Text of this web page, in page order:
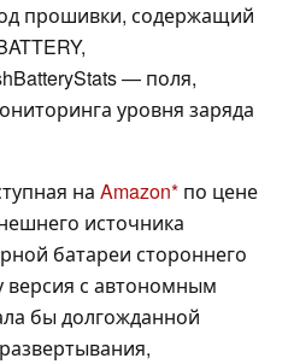
прошивки, содержащий
— поля,
уровня заряда
на Amazon по цене
источника
батареи стороннего
версия с автономным
бы долгожданной